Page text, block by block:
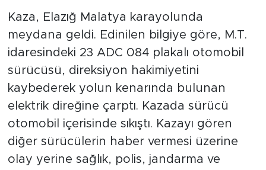
Kaza, Elazığ Malatya karayolunda
meydana geldi. Edinilen bilgiye göre, M.T.
idaresindeki 23 ADC 084 plakalı otomobil
sürücüsü, direksiyon hakimiyetini
kaybederek yolun kenarında bulunan
elektrik direğine çarptı. Kazada sürücü
otomobil içerisinde sıkıştı. Kazayı gören
diğer sürücülerin haber vermesi üzerine
olay yerine sağlık, polis, jandarma ve